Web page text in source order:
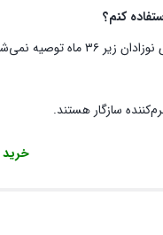
کنم؟
سازگار هستند.
خرید